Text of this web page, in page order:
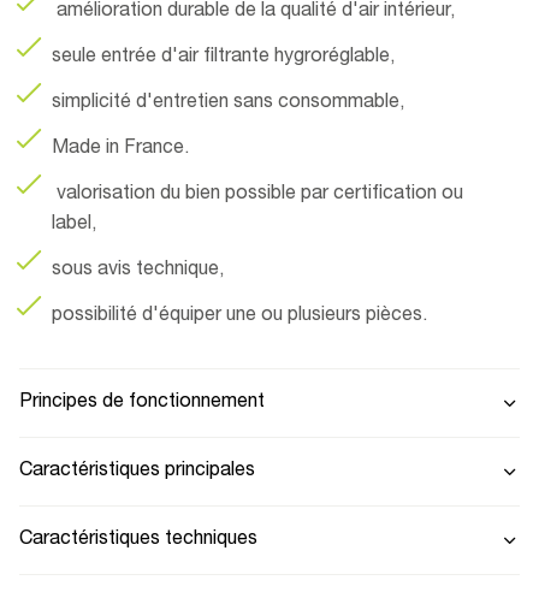
amélioration durable de la qualité d'air intérieur,
seule entrée d'air filtrante hygroréglable,
simplicité d'entretien sans consommable,
Made in France.
valorisation du bien possible par certification ou
label,
sous avis technique,
possibilité d'équiper une ou plusieurs pièces.
Principes de fonctionnement
Caractéristiques principales
Caractéristiques techniques